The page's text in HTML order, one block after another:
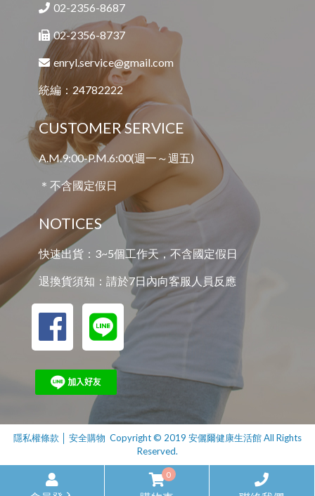
02-2356-8687
02-2356-8737
enryl.service@gmail.com
統編：24782222
CUSTOMER SERVICE
A.M.9:00-P.M.6:00(週一～週五)
＊不含國定假日
NOTICES
快速出貨：3~5個工作天，不含國定假日
退換貨須知：請於7日內向客服人員反應
隱私權條款 安全購物 Copyright © 2019 安儷爾健康生活館 All Rights
Reserved.
0